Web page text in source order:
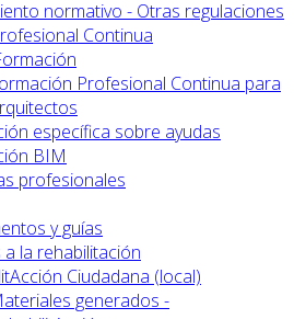
normativo - Otras regulaciones
Continua
Profesional Continua para
específica sobre ayudas
BIM
profesionales
y guías
a la rehabilitación
Ciudadana (local)
generados -